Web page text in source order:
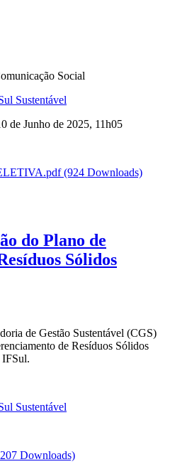
Social
Sustentável
de Junho de 2025, 11h05
(924 Downloads)
do Plano de
Sólidos
de Gestão Sustentável (CGS)
de Resíduos Sólidos
IFSul.
Sustentável
Downloads)